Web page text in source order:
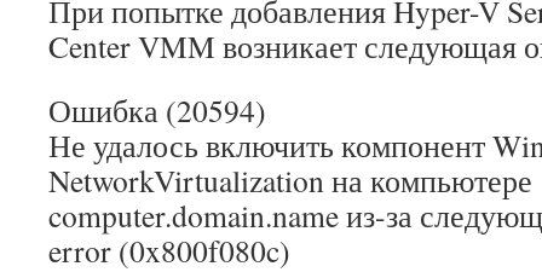
При попытке добавления Hyper-V
Center VMM возникает следующая
Ошибка (20594)
Не удалось включить компонент
NetworkVirtualization на компьютере
computer.domain.name из-за
error (0x800f080c)